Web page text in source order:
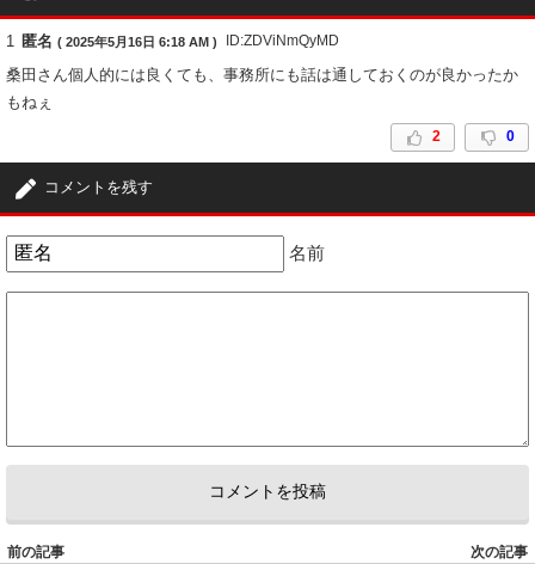
1 匿名 ( 2025年5月16日 6:18 AM ) ID:ZDViNmQyMD
桑田さん個人的には良くても、事務所にも話は通しておくのが良かったか
もねぇ
2 0
コメントを残す
名前
前の記事
次の記事